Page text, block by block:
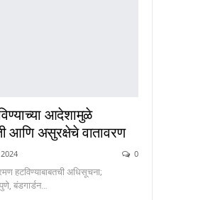
आदेशामुळे
आणि असुरक्षेचे वातावरण
0
हटविण्याबाबतची अधिसूचना;
बंडगार्डन…